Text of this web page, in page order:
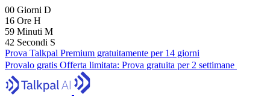
00 Giorni D
16 Ore H
59 Minuti M
41 Secondi S
Prova Talkpal Premium gratuitamente per 14 giorni
Provalo gratis Offerta limitata: Prova gratuita per 2 settimane